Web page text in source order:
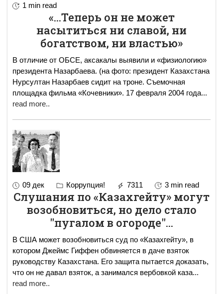
1 min read
«...Теперь он не может
насытиться ни славой, ни
богатством, ни властью»
В отличие от ОБСЕ, аксакалы выявили и «физиологию»
президента Назарбаева. (на фото: президент Казахстана
Нурсултан Назарбаев сидит на троне. Съемочная
площадка фильма «Кочевники». 17 февраля 2004 года...
read more..
09 дек Коррупция! 7311 3 min read
Слушания по «Казахгейту» могут
возобновиться, но дело стало
"пугалом в огороде"...
В США может возобновиться суд по «Казахгейту», в
котором Джеймс Гиффен обвиняется в даче взяток
руководству Казахстана. Его защита пытается доказать,
что он не давал взяток, а занимался вербовкой каза...
read more..